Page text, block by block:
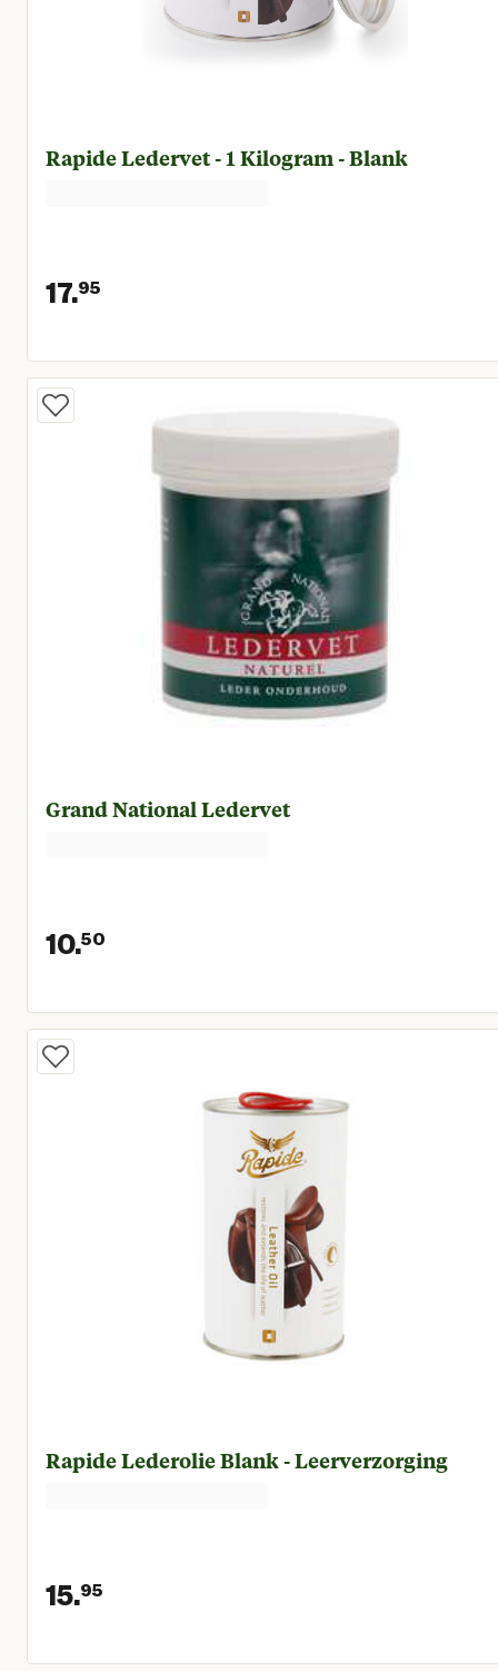
Rapide Ledervet - 1 Kilogram - Blank
17.95
Huidige prijs € 17,95
Grand National Ledervet
10.50
Huidige prijs € 10,50
Rapide Lederolie Blank - Leerverzorging
15.95